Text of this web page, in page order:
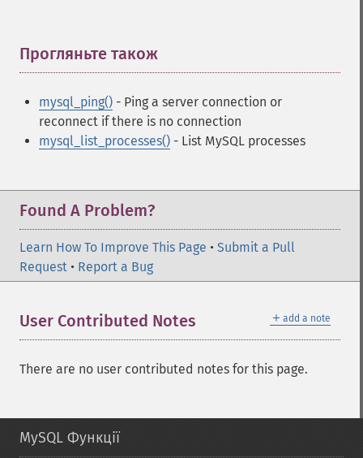
Прогляньте також
mysql_ping() - Ping a server connection or
reconnect if there is no connection
mysql_list_processes() - List MySQL processes
Found A Problem?
Learn How To Improve This Page • Submit a Pull
Request • Report a Bug
＋ add a note
User Contributed Notes
There are no user contributed notes for this page.
MySQL Функції